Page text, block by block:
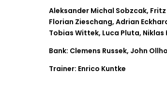
Aleksander Michal Sobzcak,
Florian Zieschang, Adrian
Tobias Wittek, Luca Pluta, Niklas
Bank: Clemens Russek, John
Trainer: Enrico Kuntke